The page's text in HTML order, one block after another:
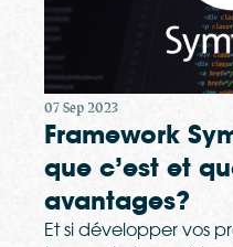
07 Sep 2023
Framework
que c’est et
avantages?
Et si développer vos